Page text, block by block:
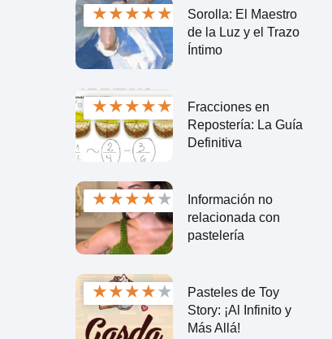
★★★★★
Sorolla: El Maestro
de la Luz y el Trazo
Íntimo
★★★★★
Fracciones en
Repostería: La Guía
Definitiva
★★★★★
Información no
relacionada con
pastelería
★★★★★
Pasteles de Toy
Story: ¡Al Infinito y
Más Allá!